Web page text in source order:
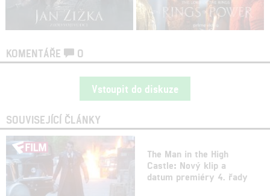
KOMENTÁŘE 0
Vstoupit do diskuze
SOUVISEJÍCÍ ČLÁNKY
The Man in the High
Castle: Nový klip a
datum premiéry 4. řady